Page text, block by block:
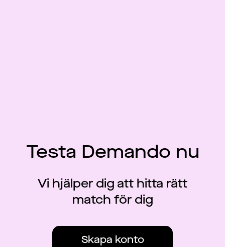
Testa Demando nu
Vi hjälper dig att hitta rätt
match för dig
Skapa konto